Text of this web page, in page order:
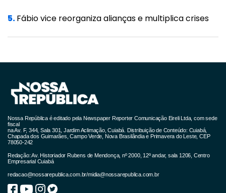
Jacareacanga para se proteger.
responsável pelo ataque.
sete mundurukus que embarcaram em um
voo da FAB (Força Aérea Brasileira) de
Jacareacanga a Brasília, para se reunir com o
governo sobre a legalização da mineração
ilegal em terras indígenas, em encontros sem
5.Fábio vice reorganiza alianças e multiplica crises
Nossa República é editado pela Newspaper Reporter Comunicação Eireli Ltda, com sede
fiscal
na Av. F, 344, Sala 301, Jardim Aclimação, Cuiabá. Distribuição de Conteúdo: Cuiabá,
Chapada dos Guimarães, Campo Verde, Nova Brasilândia e Primavera do Leste, CEP
78050-242
Redação: Av. Historiador Rubens de Mendonça, nº 2000, 12º andar, sala 1206, Centro
Empresarial Cuiabá
redacao@nossarepublica.com.br/midia@nossarepublica.com.br